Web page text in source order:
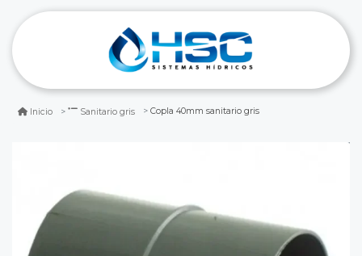
Inicio Sanitario gris Copla 40mm sanitario gris